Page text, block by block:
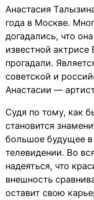
Анастасия
года в Москве.
догадались, что
известной
прогадали.
советской и
Анастасии —
Судя по тому, как
становится
большое будущее
телевидении. Во
надеяться, что
внешность
оставит свою